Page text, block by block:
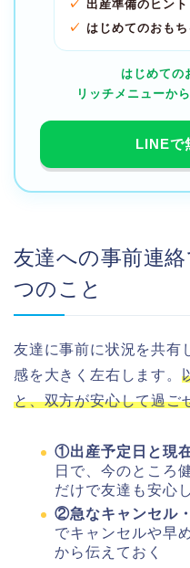
出産準備のヒント
はじめてのおも
はじめての
リッチメニューか
LINEで
友達への事前連
つのこと
友達に事前に状況を共有
感を大きく左右します。
と、双方が安心して過ご
①出産予定日と現
日で、今のところ
だけで友達も安心
②急なキャンセル
でキャンセルや早
から伝えておく